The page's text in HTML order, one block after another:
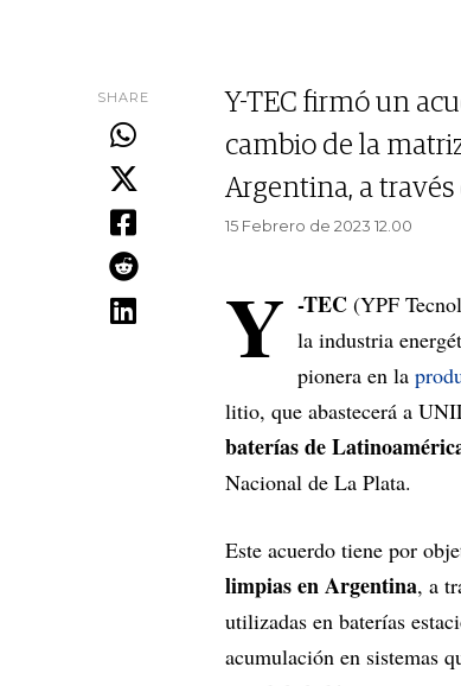
SHARE
Y-TEC firmó un
cambio de la
Argentina, a
15 Febrero de 2023 12.00
Y -TEC (YPF
la industria
pionera en la
litio, que abastecerá a
baterías de
Nacional de La Plata.
Este acuerdo tiene por
limpias en Argentina, a
utilizadas en baterías
acumulación en sistemas